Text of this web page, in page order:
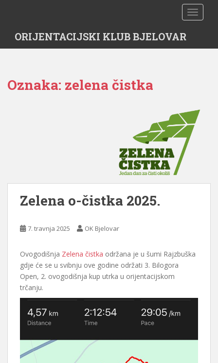
t
ORIJENTACIJSKI KLUB BJELOVAR
Oznaka: zelena čistka
Zelena o-čistka 2025.
7. travnja 2025 OK Bjelovar
Ovogodišnja Zelena čistka održana je u šumi Rajzbuška
gdje će se u svibnju ove godine održati 3. Bilogora
Open, 2. ovogodišnja kup utrka u orijentacijskom
trčanju.